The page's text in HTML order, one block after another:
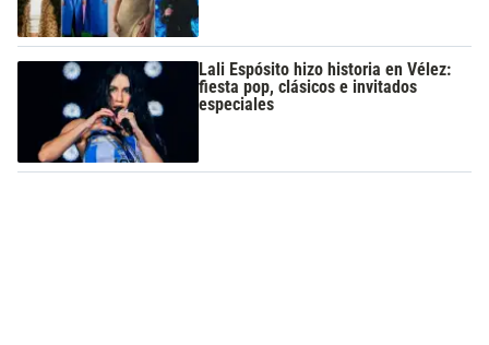
Lali Espósito hizo historia en Vélez:
fiesta pop, clásicos e invitados
especiales